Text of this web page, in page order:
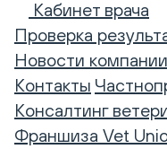
Кабинет врача
Проверка
Новости компании
Контакты
Консалтинг
Франшиза Vet